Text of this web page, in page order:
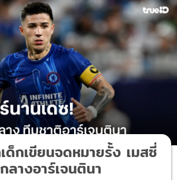
ด็กเขียนจดหมายรั้ง เมสซี่
างอาร์เจนตินา